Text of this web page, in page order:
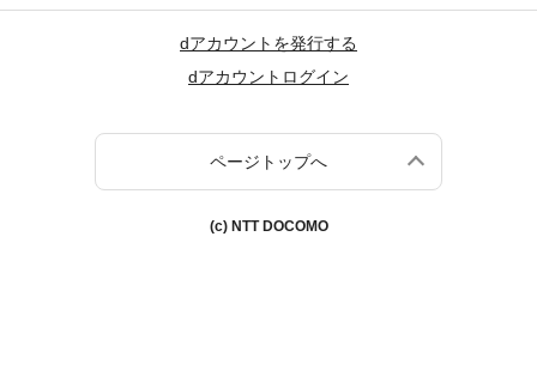
dアカウントを発行する
dアカウントログイン
ページトップへ
(c) NTT DOCOMO